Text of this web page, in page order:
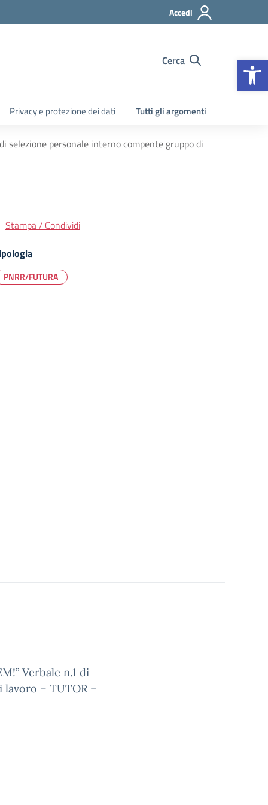
Accedi
Cerca
Privacy e protezione dei dati Tutti gli argomenti
selezione personale interno compente gruppo di
Stampa / Condividi
PNRR/FUTURA
Verbale n.1 di
– TUTOR –